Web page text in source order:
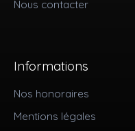
Nous contacter
Informations
Nos honoraires
Mentions légales